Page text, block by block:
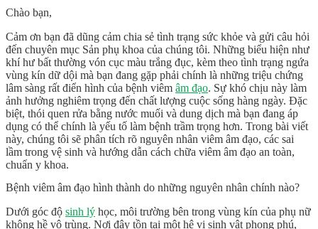
Chào bạn,
Cảm ơn bạn đã dũng cảm chia sẻ tình trạng sức khỏe và gửi câu hỏi
đến chuyên mục Sản phụ khoa của chúng tôi. Những biểu hiện như
khí hư bất thường vón cục màu trắng đục, kèm theo tình trạng ngứa
vùng kín dữ dội mà bạn đang gặp phải chính là những triệu chứng
lâm sàng rất điển hình của bệnh viêm âm đạo. Sự khó chịu này làm
ảnh hưởng nghiêm trọng đến chất lượng cuộc sống hàng ngày. Đặc
biệt, thói quen rửa bằng nước muối và dung dịch mà bạn đang áp
dụng có thể chính là yếu tố làm bệnh trầm trọng hơn. Trong bài viết
này, chúng tôi sẽ phân tích rõ nguyên nhân viêm âm đạo, các sai
lầm trong vệ sinh và hướng dẫn cách chữa viêm âm đạo an toàn,
chuẩn y khoa.
Bệnh viêm âm đạo hình thành do những nguyên nhân chính nào?
Dưới góc độ sinh lý học, môi trường bên trong vùng kín của phụ nữ
không hề vô trùng. Nơi đây tồn tại một hệ vi sinh vật phong phú,